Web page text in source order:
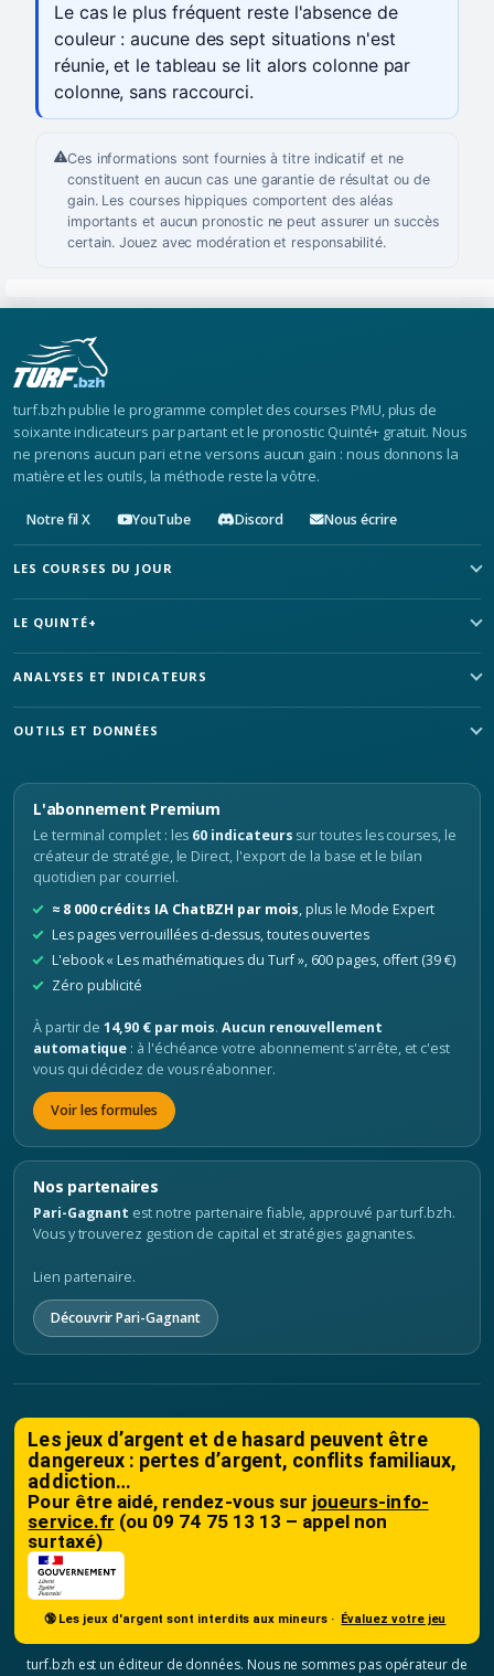
Le cas le plus fréquent reste l'absence de
couleur : aucune des sept situations n'est
réunie, et le tableau se lit alors colonne par
colonne, sans raccourci.
Ces informations sont fournies à titre indicatif et ne
constituent en aucun cas une garantie de résultat ou de
gain. Les courses hippiques comportent des aléas
importants et aucun pronostic ne peut assurer un succès
certain. Jouez avec modération et responsabilité.
turf.bzh publie le programme complet des courses PMU, plus de
soixante indicateurs par partant et le pronostic Quinté+ gratuit. Nous
ne prenons aucun pari et ne versons aucun gain : nous donnons la
matière et les outils, la méthode reste la vôtre.
Notre fil X YouTube Discord Nous écrire
LES COURSES DU JOUR
LE QUINTÉ+
ANALYSES ET INDICATEURS
OUTILS ET DONNÉES
L'abonnement Premium
Le terminal complet : les 60 indicateurs sur toutes les courses, le
créateur de stratégie, le Direct, l'export de la base et le bilan
quotidien par courriel.
≈ 8 000 crédits IA ChatBZH par mois, plus le Mode Expert
Les pages verrouillées ci-dessus, toutes ouvertes
L'ebook « Les mathématiques du Turf », 600 pages, offert (39 €)
Zéro publicité
À partir de14,90 € par mois.Aucun renouvellement
automatique : à l'échéance votre abonnement s'arrête, et c'est
vous qui décidez de vous réabonner.
Voir les formules
Nos partenaires
Pari-Gagnant est notre partenaire fiable, approuvé par turf.bzh.
Vous y trouverez gestion de capital et stratégies gagnantes.
Lien partenaire.
Découvrir Pari-Gagnant
Les jeux d’argent et de hasard peuvent être
dangereux : pertes d’argent, conflits familiaux,
addiction…
Pour être aidé, rendez-vous sur joueurs-info-
service.fr (ou 09 74 75 13 13 – appel non
surtaxé)
🔞 Les jeux d'argent sont interdits aux mineurs · Évaluez votre jeu
turf.bzh est un éditeur de données. Nous ne sommes pas opérateur de